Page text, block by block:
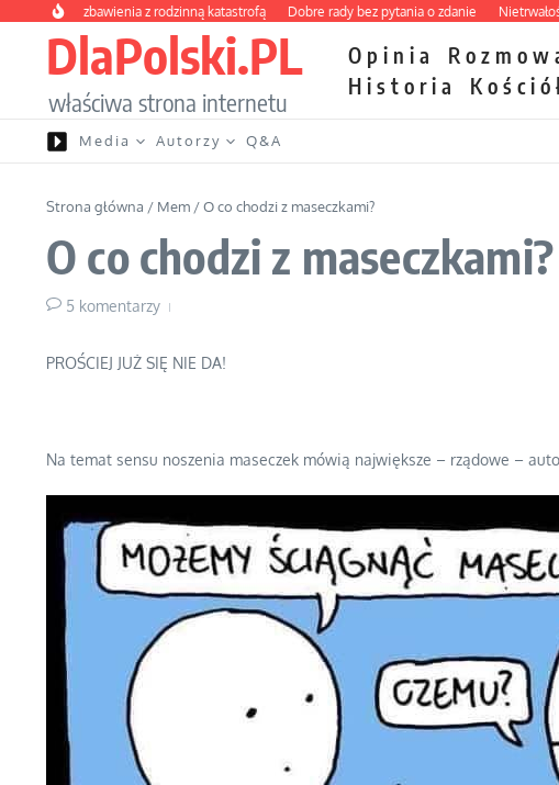
Przejdź do treści
kurs zbawienia z rodzinną katastrofą Dobre rady bez pytania o zdanie Nietrwałość
DlaPolski.PL
właściwa strona internetu
Opinia
Historia
Media Autorzy Q&A
Strona główna / Mem /O co chodzi z maseczkami?
O co chodzi z maseczkami?
5 komentarzy
PROŚCIEJ JUŻ SIĘ NIE DA!
Na temat sensu noszenia maseczek mówią największe – rządowe –